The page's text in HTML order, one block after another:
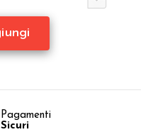
Pagamenti
Sicuri